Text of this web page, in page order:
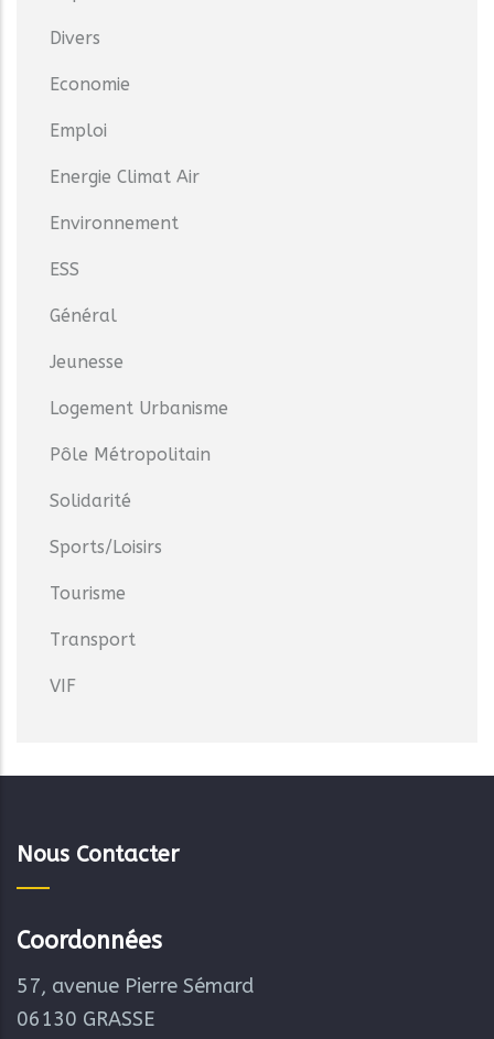
Divers
Economie
Emploi
Energie Climat Air
Environnement
ESS
Général
Jeunesse
Logement Urbanisme
Pôle Métropolitain
Solidarité
Sports/Loisirs
Tourisme
Transport
VIF
Nous Contacter
Coordonnées
57, avenue Pierre Sémard
06130 GRASSE